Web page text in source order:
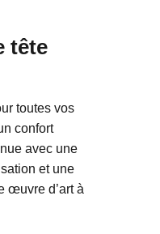
tête
toutes vos
confort
avec une
et une
œuvre d’art à